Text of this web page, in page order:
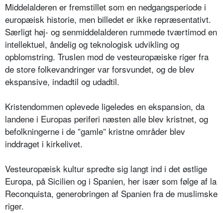
Middelalderen er fremstillet som en nedgangsperiode i
europæisk historie, men billedet er ikke repræsentativt.
Særligt høj- og senmiddelalderen rummede tværtimod en
intellektuel, åndelig og teknologisk udvikling og
opblomstring. Truslen mod de vesteuropæiske riger fra
de store folkevandringer var forsvundet, og de blev
ekspansive, indadtil og udadtil.
Kristendommen oplevede ligeledes en ekspansion, da
landene i Europas periferi næsten alle blev kristnet, og
befolkningerne i de ”gamle” kristne områder blev
inddraget i kirkelivet.
Vesteuropæisk kultur spredte sig langt ind i det østlige
Europa, på Sicilien og i Spanien, her især som følge af la
Reconquista, generobringen af Spanien fra de muslimske
riger.